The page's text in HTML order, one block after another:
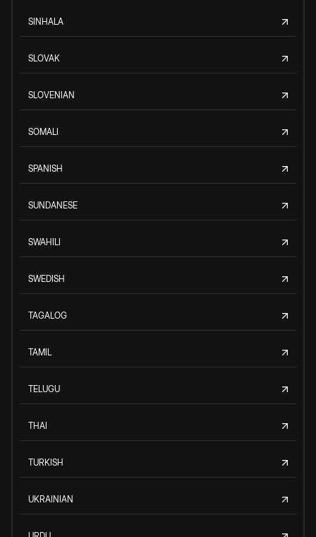
SINHALA
SLOVAK
SLOVENIAN
SOMALI
SPANISH
SUNDANESE
SWAHILI
SWEDISH
TAGALOG
TAMIL
TELUGU
THAI
TURKISH
UKRAINIAN